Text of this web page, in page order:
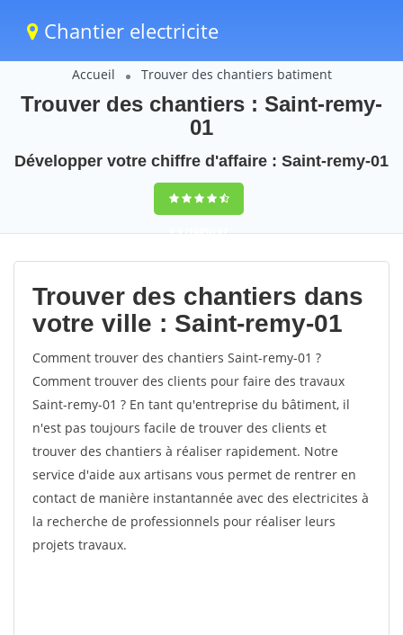
Chantier electricite
Accueil Trouver des chantiers batiment
Trouver des chantiers : Saint-remy-
01
Développer votre chiffre d'affaire : Saint-remy-01
9,5(100%)67
votes
Trouver des chantiers dans
votre ville : Saint-remy-01
Comment trouver des chantiers Saint-remy-01 ?
Comment trouver des clients pour faire des travaux
Saint-remy-01 ? En tant qu'entreprise du bâtiment, il
n'est pas toujours facile de trouver des clients et
trouver des chantiers à réaliser rapidement. Notre
service d'aide aux artisans vous permet de rentrer en
contact de manière instantannée avec des electricites à
la recherche de professionnels pour réaliser leurs
projets travaux.